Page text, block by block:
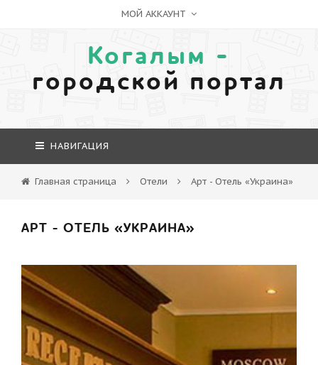
МОЙ АККАУНТ
Когалым -
городской портал
НАВИГАЦИЯ
Главная страница Отели Арт - Отель «Украина»
АРТ - ОТЕЛЬ «УКРАИНА»